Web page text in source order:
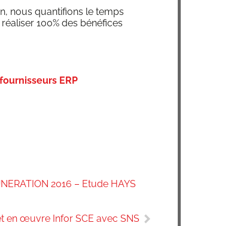
nous quan­ti­fions le temps
100% des béné­fices
ERP
2016 – Etude HAYS
en œuvre Infor SCE avec SNS